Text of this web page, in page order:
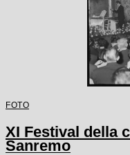
FOTO
XI Festival della
Sanremo